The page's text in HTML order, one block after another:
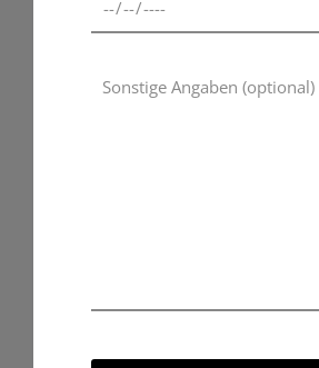
Ideal als Deko oder Geschenk geeignet
Hauptmaterial: